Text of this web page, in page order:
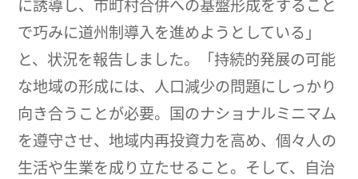
に誘導し、市町村合併への基盤形成をすること
で巧みに道州制導入を進めようとしている」
と、状況を報告しました。「持続的発展の可能
な地域の形成には、人口減少の問題にしっかり
向き合うことが必要。国のナショナルミニマム
を遵守させ、地域内再投資力を高め、個々人の
生活や生業を成り立たせること。そして、自治